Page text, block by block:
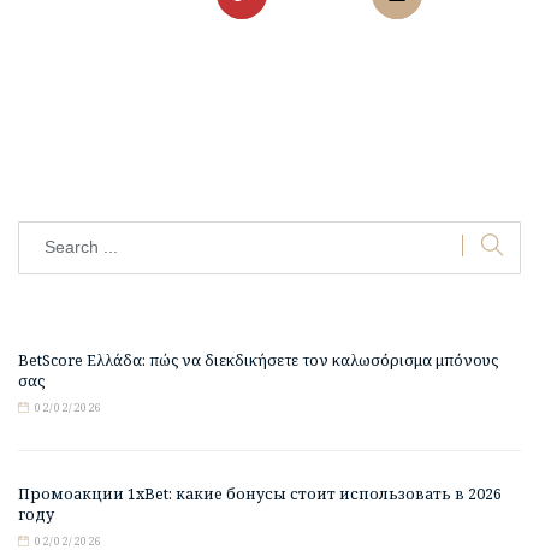
BetScore Ελλάδα: πώς να διεκδικήσετε τον καλωσόρισμα μπόνους
σας
02/02/2026
Промоакции 1xBet: какие бонусы стоит использовать в 2026
году
02/02/2026